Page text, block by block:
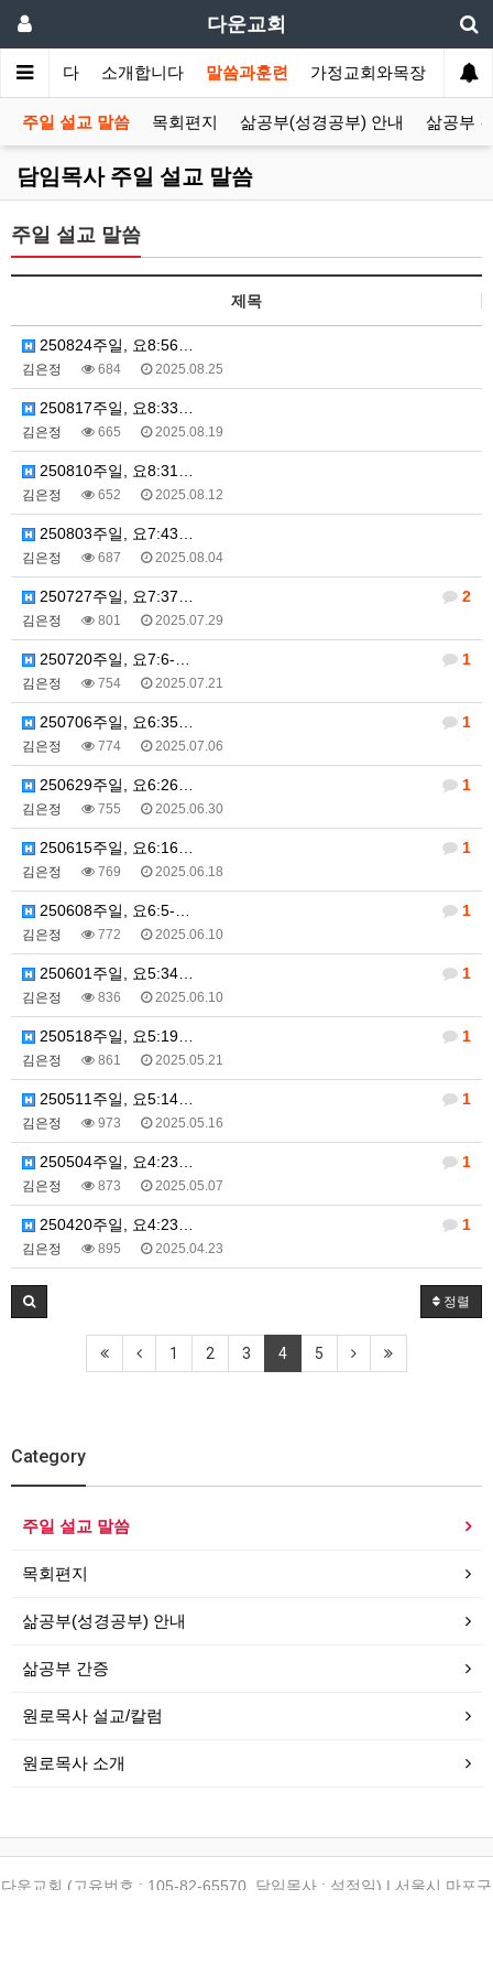
다운교회
영합니다 소개합니다 말씀과훈련 가정교회와목장 선교
주일 설교 말씀 목회편지 삶공부(성경공부) 안내 삶공부
담임목사 주일 설교 말씀
주일 설교 말씀
제목
250824주일, 요8:56…
김은정 684 2025.08.25
250817주일, 요8:33…
김은정 665 2025.08.19
250810주일, 요8:31…
김은정 652 2025.08.12
250803주일, 요7:43…
김은정 687 2025.08.04
2
250727주일, 요7:37…
김은정 801 2025.07.29
1
250720주일, 요7:6-…
김은정 754 2025.07.21
1
250706주일, 요6:35…
김은정 774 2025.07.06
1
250629주일, 요6:26…
김은정 755 2025.06.30
1
250615주일, 요6:16…
김은정 769 2025.06.18
1
250608주일, 요6:5-…
김은정 772 2025.06.10
1
250601주일, 요5:34…
김은정 836 2025.06.10
1
250518주일, 요5:19…
김은정 861 2025.05.21
1
250511주일, 요5:14…
김은정 973 2025.05.16
1
250504주일, 요4:23…
김은정 873 2025.05.07
1
250420주일, 요4:23…
김은정 895 2025.04.23
정렬
1 2 3 4 5
Category
주일 설교 말씀
목회편지
삶공부(성경공부) 안내
삶공부 간증
원로목사 설교/칼럼
원로목사 소개
다운교회 (고유번호 : 105-82-65570, 담임목사 : 석정일) | 서울시 마포구